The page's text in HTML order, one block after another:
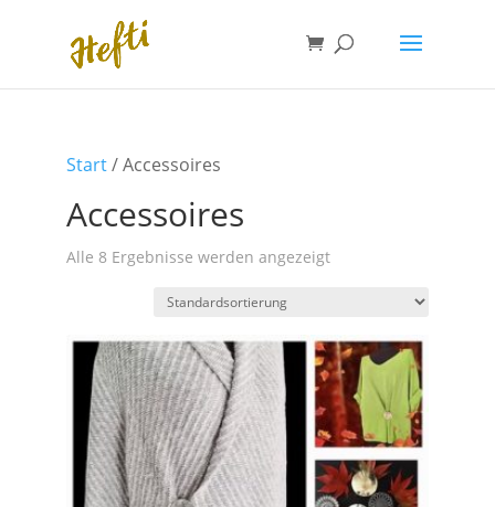
Start/ Accessoires
Accessoires
Alle 8 Ergebnisse werden angezeigt